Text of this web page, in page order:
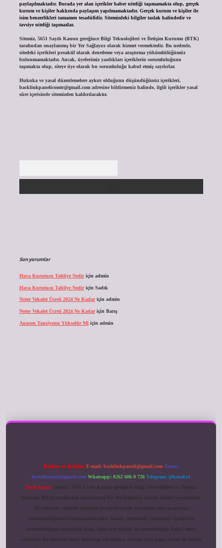
paylaşılmaktadır. Burada yer alan içerikler haber niteliği taşımamakta olup, gerçek
kurum ve kişiler hakkında paylaşım yapılmamaktadır. Gerçek kurum ve kişiler ile
isim benzerlikleri tamamen tesadüfidir. Sitemizdeki bilgiler taslak halindedir ve
tavsiye niteliği taşımazlar.
Sitemiz, 5651 Sayılı Kanun gereğince Bilgi Teknolojileri ve İletişim Kurumu (BTK)
tarafından onaylanmış bir Yer Sağlayıcı olarak hizmet vermektedir. Bu nedenle,
sitedeki içerikleri proaktif olarak denetleme veya araştırma yükümlülüğümüz
bulunmamaktadır. Ancak, üyelerimiz yazdıkları içeriklerin sorumluluğunu
taşımakta olup, siteye üye olarak bu sorumluluğu kabul etmiş sayılırlar.
Hukuka ve yasal düzenlemelere aykırı olduğunu düşündüğünüz içerikleri,
backlinkpanelicomtr@gmail.comadresine bildirmeniz halinde, ilgili içerikler yasal
süre içerisinde sitemizden kaldırılacaktır.
Son yorumlar
Hava Kurutucu Tahliye Nediriçin admin
Hava Kurutucu Tahliye Nediriçin Sadık
Noter Vekalet Ücreti 2024 Ne Kadariçin admin
Noter Vekalet Ücreti 2024 Ne Kadariçin Barış
Anason Tansiyonu Yükseltir Mi için admin
Reklam ve İletişim: E-mail: backlinkpaneli@gmail.com Teams:
forumhizmeti@gmail.com Whatsapp: 0262 606 0 726 Telegram: @karabul
Yasal Uyarı: Sitemiz, 5651 Sayılı Kanun gereğince Bilgi Teknolojileri ve İletişim
Kurumu (BTK) tarafından onaylanmış bir Yer Sağlayıcı olarak hizmet vermektedir.
Bu nedenle, sitedeki içerikleri proaktif olarak denetleme veya araştırma
yükümlülüğümüz bulunmamaktadır. Ancak, üyelerimiz yazdıkları içeriklerin
sorumluluğunu taşımakta olup, siteye üye olarak bu sorumluluğu kabul etmiş
sayılırlar. Bu internet sitesi, herhangi bir marka, kurum veya şahıs şirketi ile hiçbir